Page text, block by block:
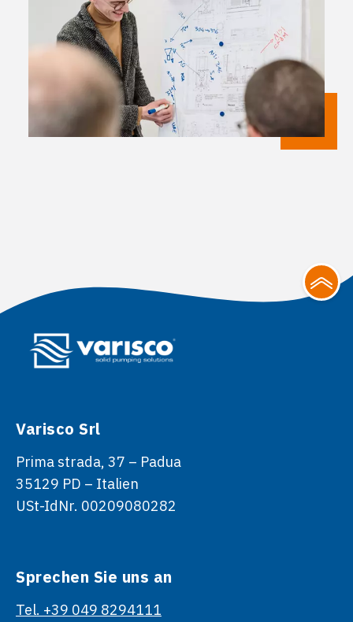
Varisco Srl
Prima strada, 37 – Padua
35129 PD – Italien
USt-IdNr. 00209080282
Sprechen Sie uns an
Tel. +39 049 8294111